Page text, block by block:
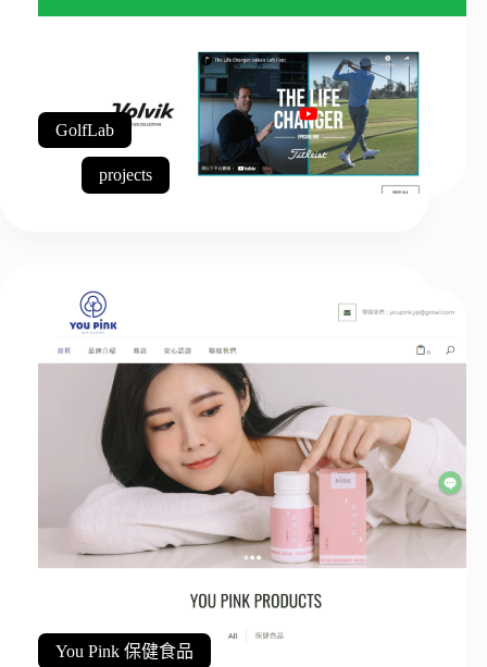
GolfLab
projects
You Pink 保健食品